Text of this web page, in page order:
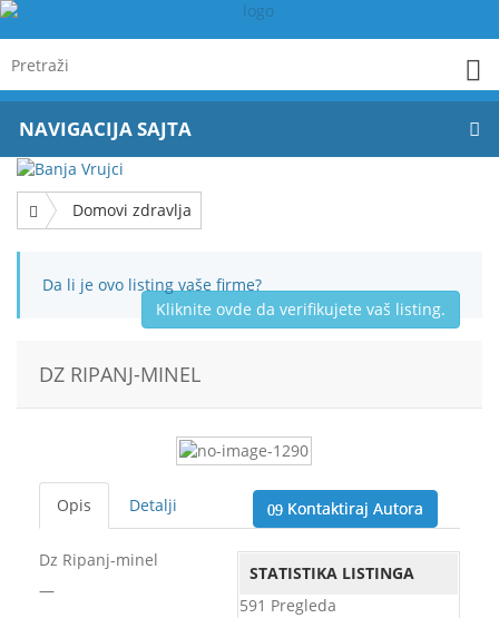
NAVIGACIJA SAJTA
Domovi zdravlja
Da li je ovo listing vaše firme?
Kliknite ovde da verifikujete vaš listing.
DZ RIPANJ-MINEL
Kontaktiraj Autora
Opis Detalji
STATISTIKA LISTINGA
591 Pregleda
Dz Ripanj-minel
—